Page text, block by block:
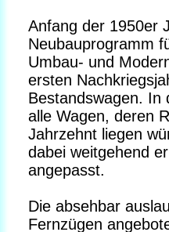
Anfang der 1950er
Neubauprogramm
Umbau- und
ersten
Bestandswagen. In
alle Wagen, deren
Jahrzehnt liegen
dabei weitgehend
angepasst.
Die absehbar
Fernzügen